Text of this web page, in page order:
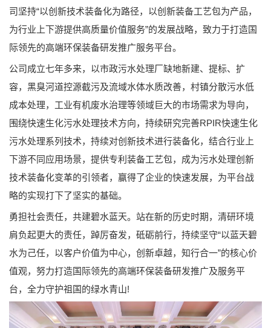
司坚持“以创新技术装备化为路径，以创新装备工艺包为产品，
为行业上下游提供高质量价值服务”的发展战略，致力于打造国
际领先的高端环保装备研发推广服务平台。
公司成立七年多来，以市政污水处理厂缺地新建、提标、扩
容，黑臭河道控源截污及流域水体水质改善，村镇分散污水低
成本处理，工业有机废水治理等领域巨大的市场需求为导向，
围绕快速生化污水处理技术方向，持续研究完善RPIR快速生化
污水处理系列技术，持续对创新技术进行装备化，结合行业上
下游不同应用场景，提供专利装备工艺包，成为污水处理创新
技术装备化变革的引领者，赢得了企业的快速发展，为平台战
略的实现打下了坚实的基础。
勇担社会责任，共建碧水蓝天。站在新的历史时期，清研环境
肩负起更大的责任，踔厉奋发，砥砺前行，持续坚守“以蓝天碧
水为己任，以客户价值为中心，创新卓越，知行合一”的核心价
值观，努力打造国际领先的高端环保装备研发推广及服务平
台，全力守护祖国的绿水青山!